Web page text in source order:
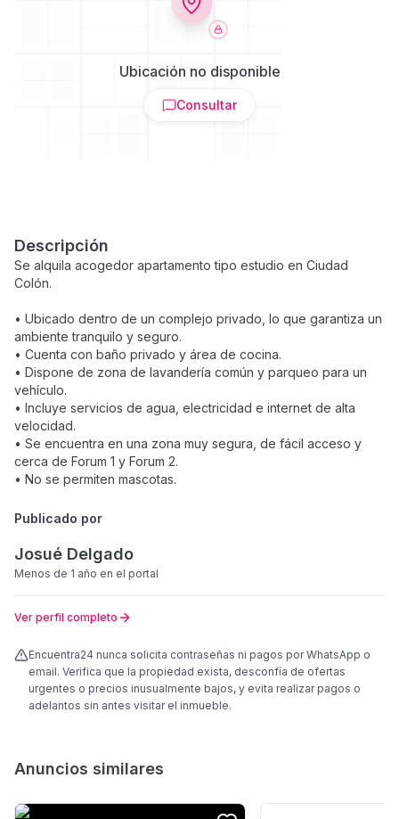
Ubicación no disponible
Consultar
Descripción
Se alquila acogedor apartamento tipo estudio en Ciudad
Colón.
• Ubicado dentro de un complejo privado, lo que garantiza un
ambiente tranquilo y seguro.
• Cuenta con baño privado y área de cocina.
• Dispone de zona de lavandería común y parqueo para un
vehículo.
• Incluye servicios de agua, electricidad e internet de alta
velocidad.
• Se encuentra en una zona muy segura, de fácil acceso y
cerca de Forum 1 y Forum 2.
• No se permiten mascotas.
Publicado por
Josué Delgado
Menos de 1 año en el portal
Ver perfil completo
Encuentra24 nunca solicita contraseñas ni pagos por WhatsApp o
email. Verifica que la propiedad exista, desconfía de ofertas
urgentes o precios inusualmente bajos, y evita realizar pagos o
adelantos sin antes visitar el inmueble.
Anuncios similares